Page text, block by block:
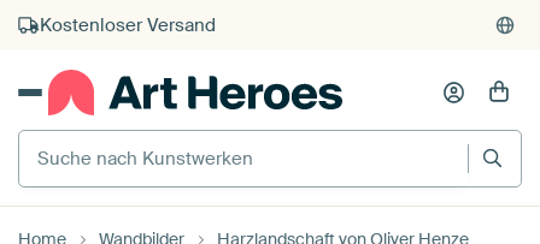
Kostenloser Versand
Kauf auf Rechnung
Individueller Druck auf Bestellung
Suche nach Kunstwerken
Home Wandbilder Harzlandschaft von Oliver Henze